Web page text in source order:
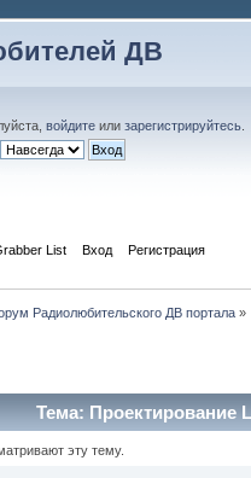
ДВ
войдите или зарегистрируйтесь
List Вход Регистрация
Радиолюбительского ДВ портала»
Тема: Проектирование
эту тему.